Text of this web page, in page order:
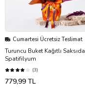
Cumartesi Ücretsiz Teslimat
Turuncu Buket Kağıtlı Saksıda
Spatifilyum
(3)
779,99 TL